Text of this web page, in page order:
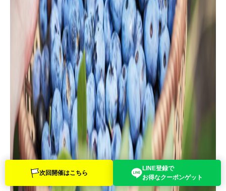
次回開催はこちら
LINE登録で
お得なクーポンゲット